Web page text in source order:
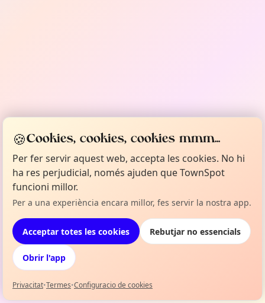
Impulsat perTownSpot
🍪Cookies, cookies, cookies mmm...
Per fer servir aquest web, accepta les cookies. No hi
ha res perjudicial, només ajuden que TownSpot
funcioni millor.
Per a una experiència encara millor, fes servir la nostra app.
Acceptar totes les cookies Rebutjar no essencials
Obrir l'app
Privacitat•Termes•Configuracio de cookies